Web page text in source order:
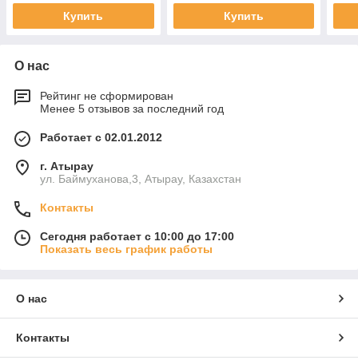
Купить Купить
О нас
Рейтинг не сформирован
Менее 5 отзывов за последний год
Работает с 02.01.2012
г. Атырау
ул. Баймуханова,3, Атырау, Казахстан
Контакты
Сегодня работает с 10:00 до 17:00
Показать весь график работы
О нас
Контакты